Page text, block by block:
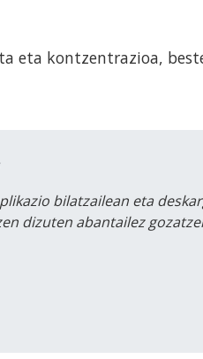
eta kontzentrazioa,
bilatzailean eta
dizuten abantailez